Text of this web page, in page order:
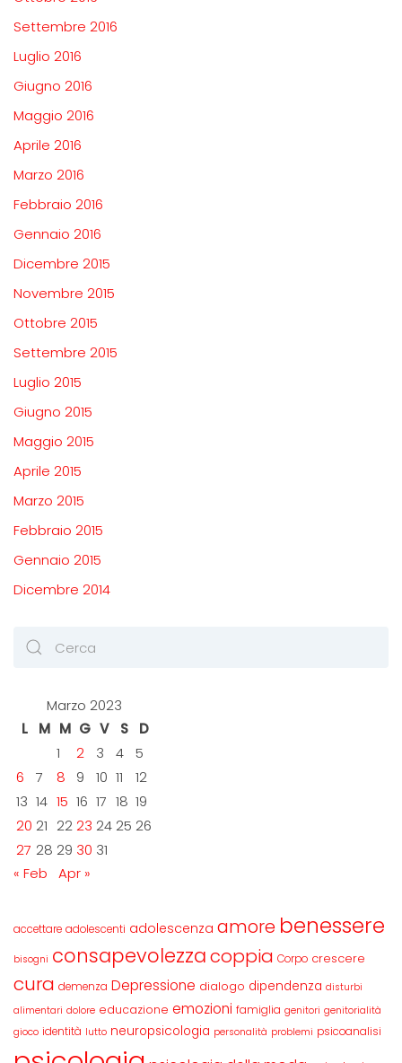
Settembre 2016
Luglio 2016
Giugno 2016
Maggio 2016
Aprile 2016
Marzo 2016
Febbraio 2016
Gennaio 2016
Dicembre 2015
Novembre 2015
Ottobre 2015
Settembre 2015
Luglio 2015
Giugno 2015
Maggio 2015
Aprile 2015
Marzo 2015
Febbraio 2015
Gennaio 2015
Dicembre 2014
Marzo 2023
L
M M G V S
D
1
2 3 4
5
6
7 8 9 10 11
12
13 14 15 16 17 18 19
20 21 2223 24 25 26
27 28 29 30 31
« Feb
Apr »
accettare adolescenti adolescenza amore benessere
bisogni consapevolezzacoppia Corpo crescere
cura demenza Depressione dialogo dipendenza disturbi
alimentari dolore educazione emozioni famiglia genitori genitorialità
gioco identità lutto neuropsicologia personalità problemi psicoanalisi